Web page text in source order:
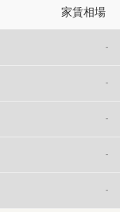
家賃相場
-
-
-
-
-